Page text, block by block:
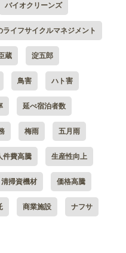
バイオクリーンズ
ライフサイクルマネジメント
蔵 淀五郎
鳥害 ハト害
延べ宿泊者数
梅雨 五月雨
件費高騰 生産性向上
清掃資機材 価格高騰
商業施設 ナフサ